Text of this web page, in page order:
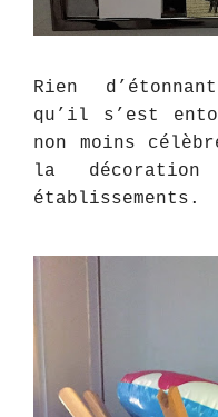
Rien
qu’il s’est
non moins
la
établissements.